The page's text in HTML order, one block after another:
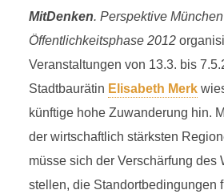
MitDenken. Perspektive
Öffentlichkeitsphase 2012
Veranstaltungen von 13.3. bis
Stadtbaurätin Elisabeth Merk
künftige hohe Zuwanderung hin.
der wirtschaftlich stärksten
müsse sich der Verschärfung des
stellen, die Standortbedingungen